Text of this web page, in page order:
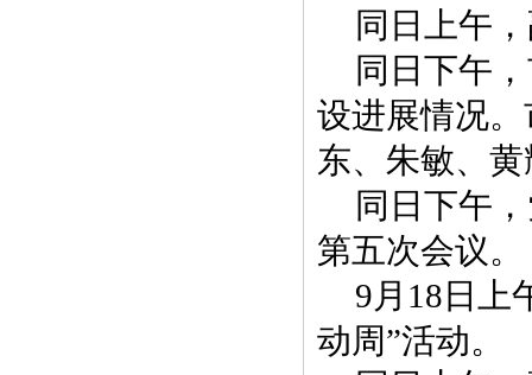
同日上午
同日下午
设进展情况
东、朱敏、
同日下午
第五次会议。
9月18日上
动周”活动。